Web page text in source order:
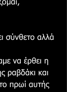
σύνθετο αλλά
να έρθει η
ραβδάκι και
πρωί αυτής